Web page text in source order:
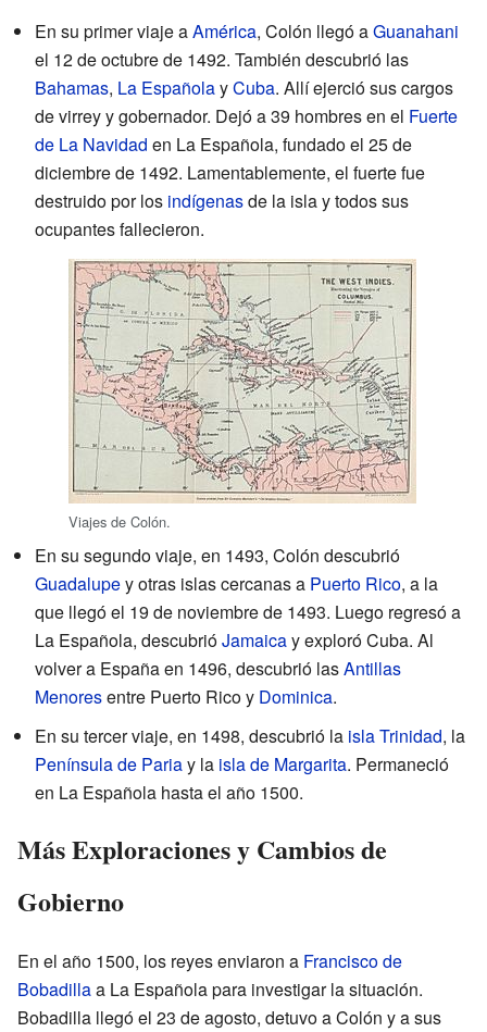
En su primer viaje aAmérica, Colón llegó aGuanahani
el 12 de octubre de 1492. También descubrió las
Bahamas, La EspañolayCuba. Allí ejerció sus cargos
de virrey y gobernador. Dejó a 39 hombres en el Fuerte
de La Navidad en La Española, fundado el 25 de
diciembre de 1492. Lamentablemente, el fuerte fue
destruido por los indígenasde la isla y todos sus
ocupantes fallecieron.
Viajes de Colón.
En su segundo viaje, en 1493, Colón descubrió
Guadalupey otras islas cercanas a Puerto Rico, a la
que llegó el 19 de noviembre de 1493. Luego regresó a
La Española, descubrióJamaicay exploró Cuba. Al
volver a España en 1496, descubrió lasAntillas
Menoresentre Puerto Rico y Dominica.
En su tercer viaje, en 1498, descubrió la isla Trinidad, la
Península de Pariay la isla de Margarita. Permaneció
en La Española hasta el año 1500.
Más Exploraciones y Cambios de
Gobierno
En el año 1500, los reyes enviaron a Francisco de
Bobadillaa La Española para investigar la situación.
Bobadilla llegó el 23 de agosto, detuvo a Colón y a sus